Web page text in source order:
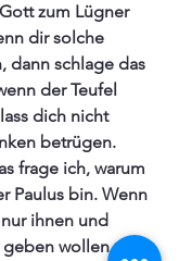
zum Lügner
dir solche
dann schlage das
der Teufel
dich nicht
betrügen.
frage ich, warum
Paulus bin. Wenn
ihnen und
geben wollen,